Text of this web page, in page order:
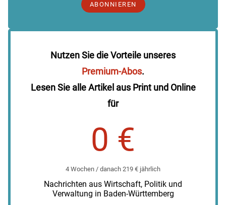
ABONNIEREN
Nutzen Sie die Vorteile unseres
Premium-Abos.
Lesen Sie alle Artikel aus Print und Online
für
0 €
4 Wochen / danach 219 € jährlich
Nachrichten aus Wirtschaft, Politik und
Verwaltung in Baden-Württemberg